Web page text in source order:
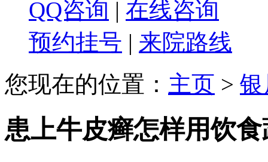
QQ咨询 | 在线咨询
预约挂号 | 来院路线
您现在的位置： 主页 >
患上牛皮癣怎样用饮